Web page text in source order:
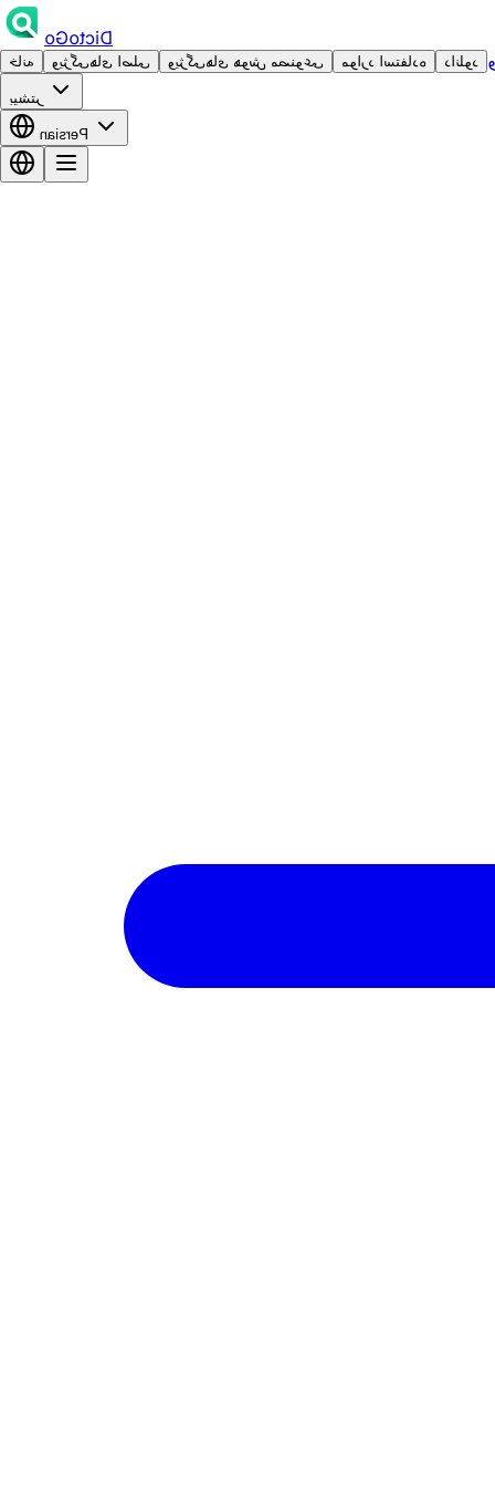
DictoGo
خانه ویژگی‌های اصلی ویژگی‌های هوش مصنوعی موارد استفاده دانلود
بیشتر